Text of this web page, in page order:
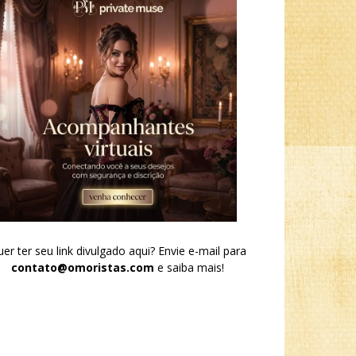
ter seu link divulgado aqui? Envie e-mail para
contato@omoristas.com e saiba mais!